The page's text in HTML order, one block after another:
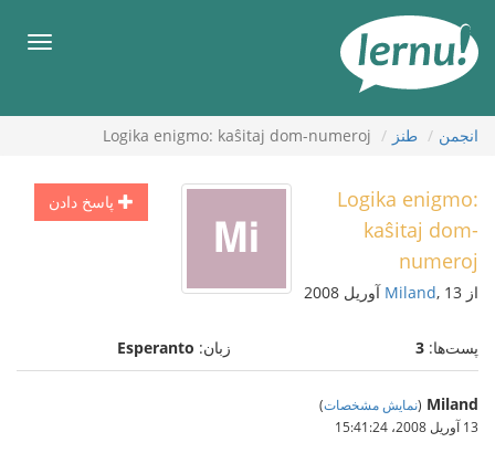
محتوا
انجمن طنز Logika enigmo: kaŝitaj dom-numeroj
پاسخ دادن
Logika enigmo:
kaŝitaj dom-
numeroj
از Miland, 13 آوریل 2008
پست‌ها: 3 زبان: Esperanto
Miland
(نمایش مشخصات)
13 آوریل 2008،‏ 15:41:24